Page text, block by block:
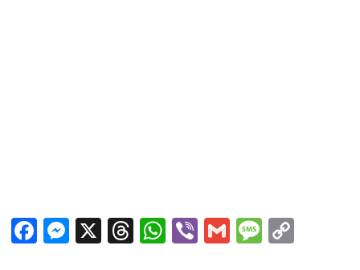
Facebook
Messenger
X Threads
WhatsApp
ViberGmail